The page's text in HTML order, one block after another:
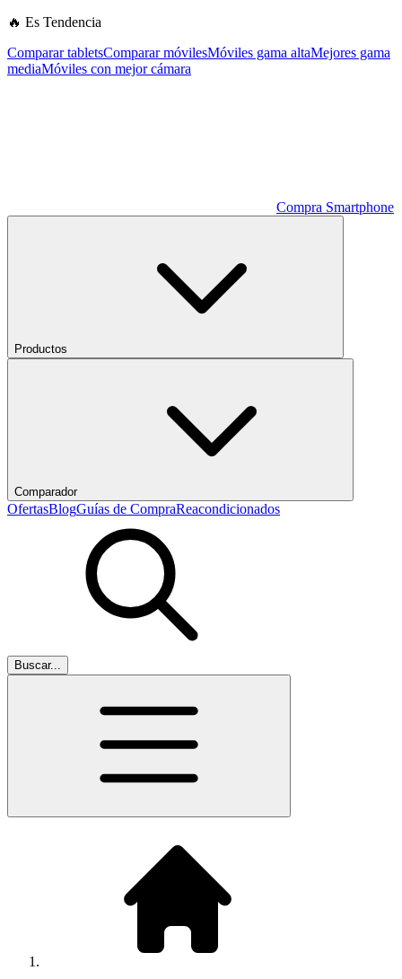
🔥 Es Tendencia
Comparar tabletsComparar móvilesMóviles gama altaMejores gama
mediaMóviles con mejor cámara
Compra Smartphone
Productos
Comparador
OfertasBlogGuías de CompraReacondicionados
Buscar...